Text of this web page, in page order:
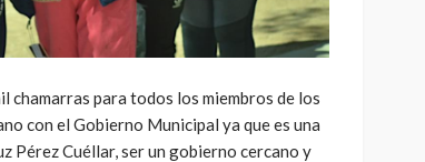
chamarras para todos los miembros de los
con el Gobierno Municipal ya que es una
Pérez Cuéllar, ser un gobierno cercano y